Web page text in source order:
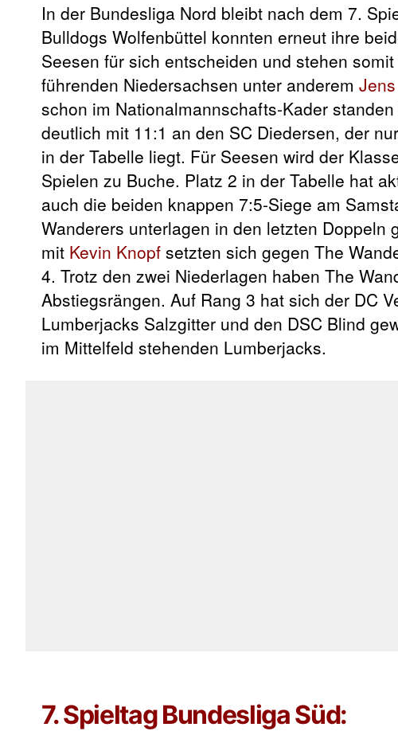
In der Bundesliga Nord bleibt nach dem 7.
Bulldogs Wolfenbüttel konnten erneut ihre
Seesen für sich entscheiden und stehen
führenden Niedersachsen unter anderem
schon im Nationalmannschafts-Kader
deutlich mit 11:1 an den SC Diedersen, der
in der Tabelle liegt. Für Seesen wird der
Spielen zu Buche. Platz 2 in der Tabelle hat
auch die beiden knappen 7:5-Siege am
Wanderers unterlagen in den letzten
mit Kevin Knopf setzten sich gegen The
4. Trotz den zwei Niederlagen haben The
Abstiegsrängen. Auf Rang 3 hat sich der DC
Lumberjacks Salzgitter und den DSC Blind
im Mittelfeld stehenden Lumberjacks.
7. Spieltag Bundesliga Süd: